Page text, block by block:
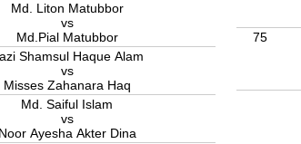
Md. Liton Matubbor
vs
Md.Pial Matubbor
Shamsul Haque Alam
vs
Misses Zahanara Haq
Md. Saiful Islam
vs
Noor Ayesha Akter Dina
75